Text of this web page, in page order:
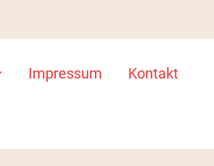
Impressum Kontakt